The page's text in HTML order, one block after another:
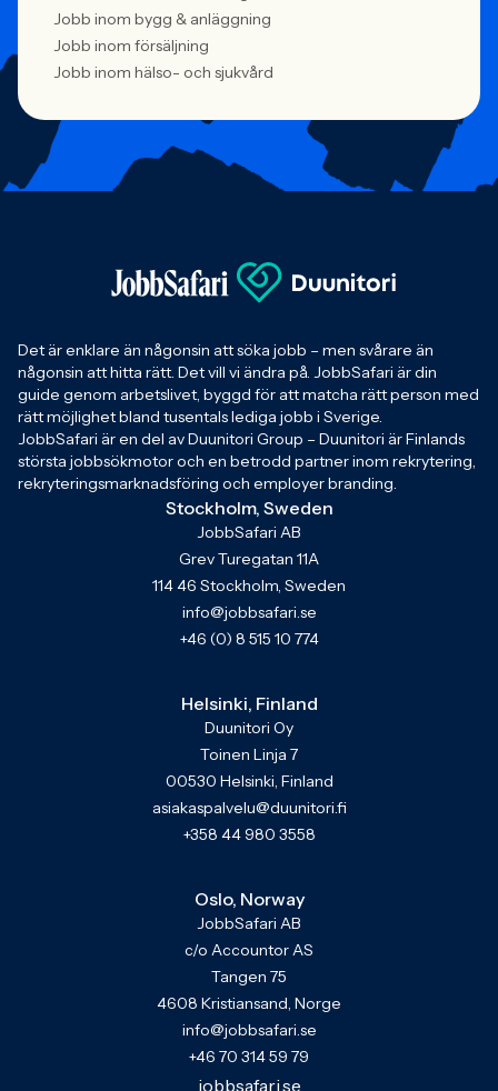
Jobb inom bygg & anläggning
Jobb inom försäljning
Jobb inom hälso- och sjukvård
Det är enklare än någonsin att söka jobb – men svårare än
någonsin att hitta rätt. Det vill vi ändra på. JobbSafari är din
guide genom arbetslivet, byggd för att matcha rätt person med
rätt möjlighet bland tusentals lediga jobb i Sverige.
JobbSafari är en del av Duunitori Group – Duunitori är Finlands
största jobbsökmotor och en betrodd partner inom rekrytering,
rekryteringsmarknadsföring och employer branding.
Stockholm, Sweden
JobbSafari AB
Grev Turegatan 11A
114 46 Stockholm, Sweden
info@jobbsafari.se
+46 (0) 8 515 10 774
Helsinki, Finland
Duunitori Oy
Toinen Linja 7
00530 Helsinki, Finland
asiakaspalvelu@duunitori.fi
+358 44 980 3558
Oslo, Norway
JobbSafari AB
c/o Accountor AS
Tangen 75
4608 Kristiansand, Norge
info@jobbsafari.se
+46 70 314 59 79
jobbsafari.se